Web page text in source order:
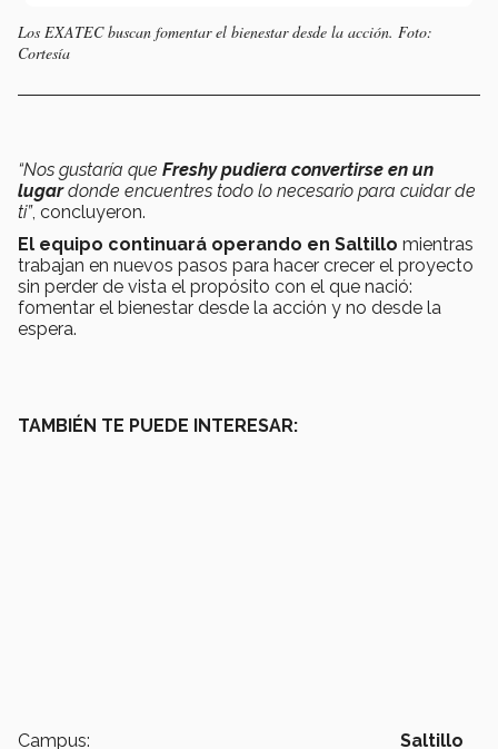
Los EXATEC buscan fomentar el bienestar desde la acción. Foto:
Cortesía
“Nos gustaría que Freshy pudiera convertirse en un
lugardonde encuentres todo lo necesario para cuidar de
ti”, concluyeron.
El equipo continuará operando en Saltillo mientras
trabajan en nuevos pasos para hacer crecer el proyecto
sin perder de vista el propósito con el que nació:
fomentar el bienestar desde la acción y no desde la
espera.
TAMBIÉN TE PUEDE INTERESAR:
Campus: Saltillo